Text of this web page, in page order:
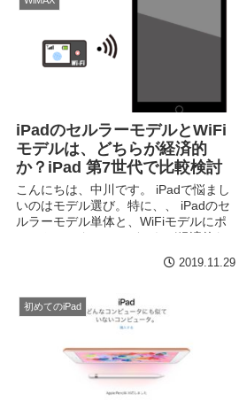
iPadのセルラーモデルとWiFi
モデルは、どちらが経済的
か？iPad 第7世代で比較検討
こんにちは、中川です。 iPadで悩まし
いのはモデル選び。特に、、 iPadのセ
ルラーモデル単体と、WiFiモデルにポ
ケットルーターではどちらが経済的な
ルで、どちらの方が安く上...2019.11.29
初めてのiPad